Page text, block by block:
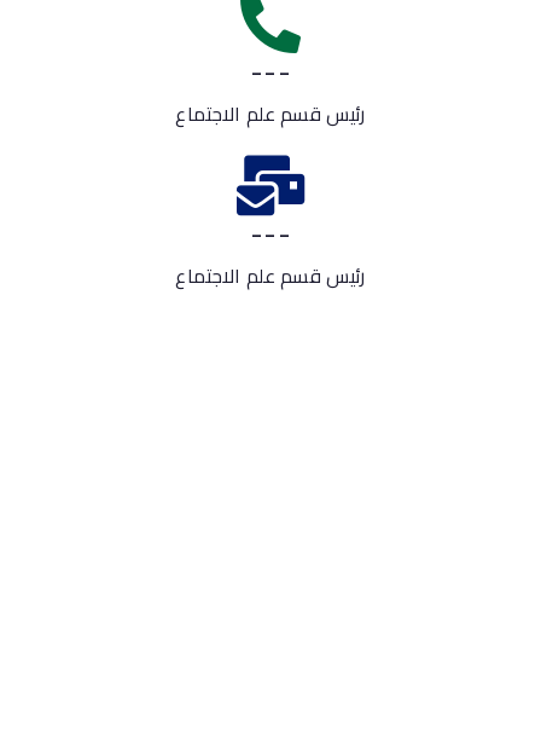
---
رئيس قسم علم الاجتماع
---
رئيس قسم علم الاجتماع